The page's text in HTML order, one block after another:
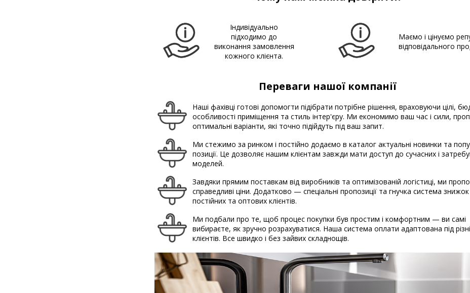
Індивідуально
підходимо до
виконання замовлення
кожного клієнта.
Маємо і цінуємо
відповідального
Переваги нашої компанії
Наші фахівці готові допомогти підібрати потрібне рішення, враховуючи цілі,
особливості приміщення та стиль інтер'єру. Ми економимо ваш час і сили,
оптимальні варіанти, які точно підійдуть під ваш запит.
Ми стежимо за ринком і постійно додаємо в каталог актуальні новинки та
позиції. Це дозволяє нашим клієнтам завжди мати доступ до сучасних і
моделей.
Завдяки прямим поставкам від виробників та оптимізованій логістиці, ми
справедливі ціни. Додатково — спеціальні пропозиції та гнучка система
постійних та оптових клієнтів.
Ми подбали про те, щоб процес покупки був простим і комфортним — ви самі
вибираєте, як зручно розрахуватися. Наша система оплати адаптована під
клієнтів. Все швидко і без зайвих складнощів.